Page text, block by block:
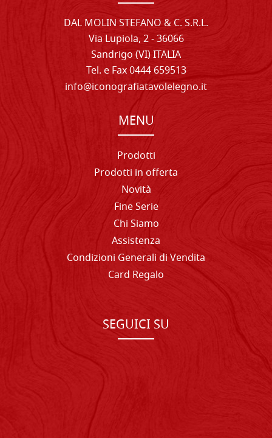
DAL MOLIN STEFANO & C. S.R.L.
Via Lupiola, 2 - 36066
Sandrigo (VI) ITALIA
Tel. e Fax 0444 659513
info@iconografiatavolelegno.it
MENU
Prodotti
Prodotti in offerta
Novità
Fine Serie
Chi Siamo
Assistenza
Condizioni Generali di Vendita
Card Regalo
SEGUICI SU